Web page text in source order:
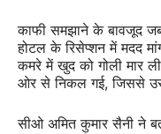
काफी समझाने के बावजूद जब
होटल के रिसेप्शन में मदद
कमरे में खुद को गोली मार
ओर से निकल गई, जिससे
सीओ अमित कुमार सैनी ने